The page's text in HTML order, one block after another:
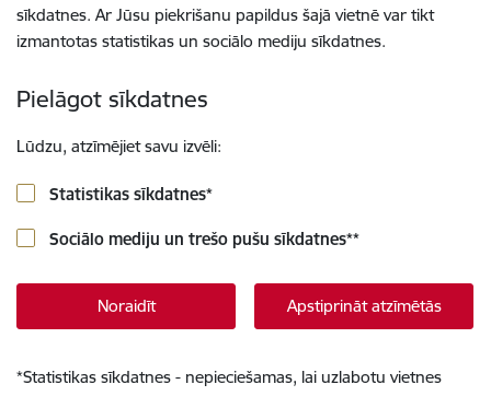
sīkdatnes. Ar Jūsu piekrišanu papildus šajā vietnē var tikt
izmantotas statistikas un sociālo mediju sīkdatnes.
Pielāgot sīkdatnes
Lūdzu, atzīmējiet savu izvēli:
Statistikas sīkdatnes*
Sociālo mediju un trešo pušu sīkdatnes**
Noraidīt Apstiprināt atzīmētās
*Statistikas sīkdatnes - nepieciešamas, lai uzlabotu vietnes